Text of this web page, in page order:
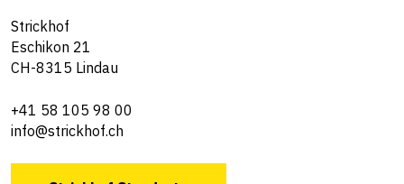
Strickhof
Eschikon 21
CH-8315 Lindau
+41 58 105 98 00
info@strickhof.ch